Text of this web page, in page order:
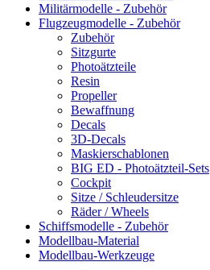
Militärmodelle - Zubehör
Flugzeugmodelle - Zubehör
Zubehör
Sitzgurte
Photoätzteile
Resin
Propeller
Bewaffnung
Decals
3D-Decals
Maskierschablonen
BIG ED - Photoätzteil-Sets
Cockpit
Sitze / Schleudersitze
Räder / Wheels
Schiffsmodelle - Zubehör
Modellbau-Material
Modellbau-Werkzeuge